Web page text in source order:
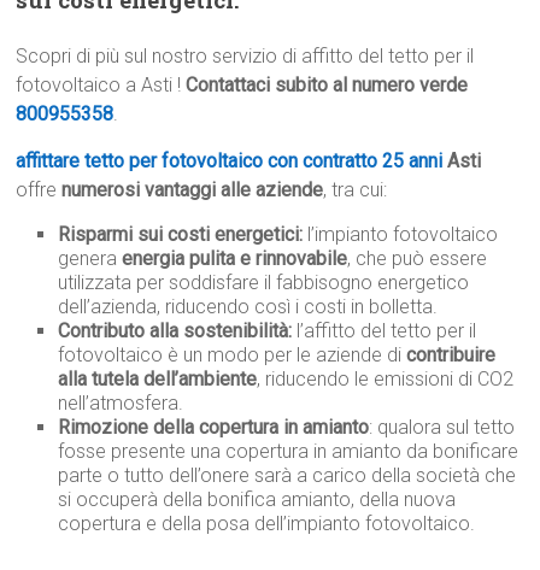
Scopri di più sul nostro servizio di affitto del tetto per il
fotovoltaico a Asti !Contattaci subito al numero verde
800955358.
affittare tetto per fotovoltaico con contratto 25 anni Asti
offrenumerosi vantaggi alle aziende, tra cui:
Risparmi sui costi energetici: l’impianto fotovoltaico
generaenergia pulita e rinnovabile, che può essere
utilizzata per soddisfare il fabbisogno energetico
dell’azienda, riducendo così i costi in bolletta.
Contributo alla sostenibilità: l’affitto del tetto per il
fotovoltaico è un modo per le aziende dicontribuire
alla tutela dell’ambiente, riducendo le emissioni di CO2
nell’atmosfera.
Rimozione della copertura in amianto: qualora sul tetto
fosse presente una copertura in amianto da bonificare
parte o tutto dell’onere sarà a carico della società che
si occuperà della bonifica amianto, della nuova
copertura e della posa dell’impianto fotovoltaico.